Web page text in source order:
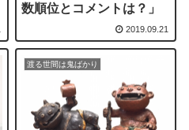
数順位とコメントは？」
2019.09.21
渡る世間は鬼ばかり